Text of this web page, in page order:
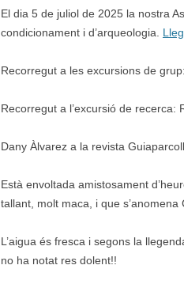
El dia 5 de juliol de 2025 la nostra
condicionament i d’arqueologia.
Recorregut a les excursions de
Recorregut a l’excursió de recerca:
Dany Àlvarez a la revista
Està envoltada amistosament
tallant, molt maca, i que s’anomena
L’aigua és fresca i segons la
no ha notat res dolent!!